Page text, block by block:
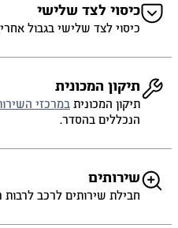
כיסוי לצד שלישי
כיסוי לצד שלישי בגבול אחריות מוגדל
תיקון המכונית
תיקון המכוניתבמרכזי השירות
הנכללים בהסדר.
שירותים
חבילת שירותים לרכב לרבות